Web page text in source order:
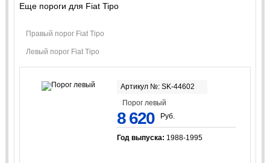
Еще пороги для Fiat Tipo
Правый порог Fiat Tipo
Левый порог Fiat Tipo
Артикул №: SK-44602
Порог левый
8 620 Руб.
Год выпуска: 1988-1995